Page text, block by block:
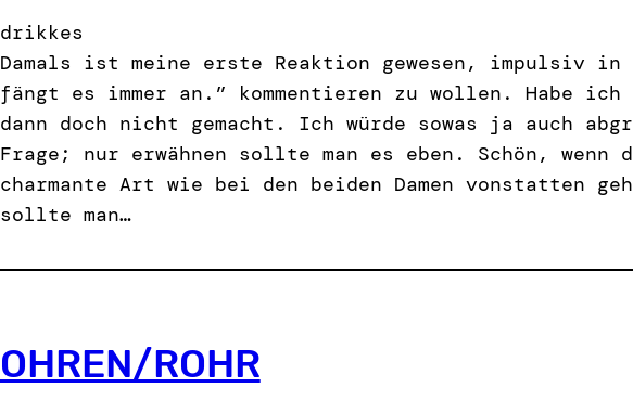
drikkes
Damals ist meine erste Reaktion gewesen, impulsiv in
fängt es immer an.” kommentieren zu wollen. Habe ich
dann doch nicht gemacht. Ich würde sowas ja auch
Frage; nur erwähnen sollte man es eben. Schön, wenn
charmante Art wie bei den beiden Damen vonstatten
sollte man…
OHREN/ROHR